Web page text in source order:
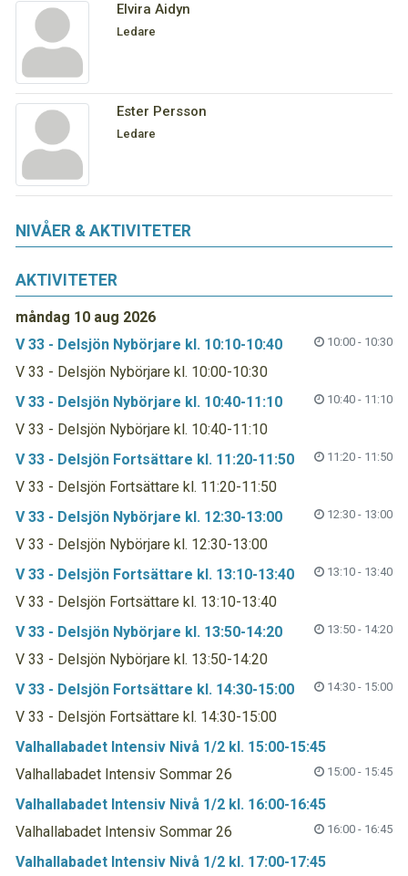
Elvira Aidyn
Ledare
Ester Persson
Ledare
NIVÅER & AKTIVITETER
AKTIVITETER
måndag 10 aug 2026
V 33 - Delsjön Nybörjare kl. 10:10-10:40
10:00 - 10:30
V 33 - Delsjön Nybörjare kl. 10:00-10:30
V 33 - Delsjön Nybörjare kl. 10:40-11:10
10:40 - 11:10
V 33 - Delsjön Nybörjare kl. 10:40-11:10
V 33 - Delsjön Fortsättare kl. 11:20-11:50
11:20 - 11:50
V 33 - Delsjön Fortsättare kl. 11:20-11:50
V 33 - Delsjön Nybörjare kl. 12:30-13:00
12:30 - 13:00
V 33 - Delsjön Nybörjare kl. 12:30-13:00
V 33 - Delsjön Fortsättare kl. 13:10-13:40
13:10 - 13:40
V 33 - Delsjön Fortsättare kl. 13:10-13:40
V 33 - Delsjön Nybörjare kl. 13:50-14:20
13:50 - 14:20
V 33 - Delsjön Nybörjare kl. 13:50-14:20
V 33 - Delsjön Fortsättare kl. 14:30-15:00
14:30 - 15:00
V 33 - Delsjön Fortsättare kl. 14:30-15:00
Valhallabadet Intensiv Nivå 1/2 kl. 15:00-15:45
15:00 - 15:45
Valhallabadet Intensiv Sommar 26
Valhallabadet Intensiv Nivå 1/2 kl. 16:00-16:45
16:00 - 16:45
Valhallabadet Intensiv Sommar 26
Valhallabadet Intensiv Nivå 1/2 kl. 17:00-17:45